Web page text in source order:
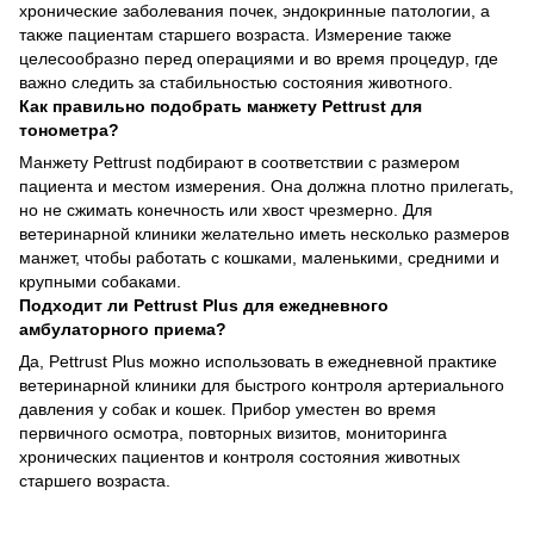
хронические заболевания почек, эндокринные патологии, а
также пациентам старшего возраста. Измерение также
целесообразно перед операциями и во время процедур, где
важно следить за стабильностью состояния животного.
Как правильно подобрать манжету Pettrust для
тонометра?
Манжету Pettrust подбирают в соответствии с размером
пациента и местом измерения. Она должна плотно прилегать,
но не сжимать конечность или хвост чрезмерно. Для
ветеринарной клиники желательно иметь несколько размеров
манжет, чтобы работать с кошками, маленькими, средними и
крупными собаками.
Подходит ли Pettrust Plus для ежедневного
амбулаторного приема?
Да, Pettrust Plus можно использовать в ежедневной практике
ветеринарной клиники для быстрого контроля артериального
давления у собак и кошек. Прибор уместен во время
первичного осмотра, повторных визитов, мониторинга
хронических пациентов и контроля состояния животных
старшего возраста.